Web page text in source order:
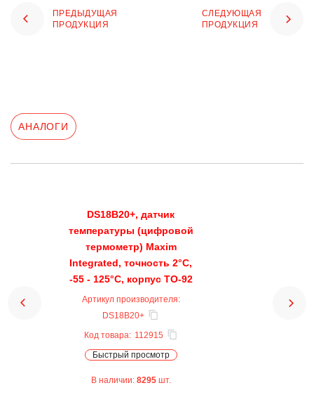
ПРЕДЫДУЩАЯ
ПРОДУКЦИЯ
СЛЕДУЮЩАЯ
ПРОДУКЦИЯ
АНАЛОГИ
DS18B20+, датчик
температуры (цифровой
термометр) Maxim
Integrated, точность 2°C,
-55 - 125°C, корпус TO-92
Артикул производителя:
DS18B20+
Код товара: 112915
Быстрый просмотр
В наличии: 8295шт.